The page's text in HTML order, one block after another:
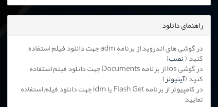
راهنمای دانلود
در گوشی های اندروید از برنامه adm جهت دانلود فیلم استفاده
کنید (نصب)
در گوشی ios از برنامه Documents جهت دانلود فیلم استفاده
کنید (آیتیونز)
در کامپیوتر از برنامه Flash Get یا idm جهت دانلود فیلم استفاده
نمایید